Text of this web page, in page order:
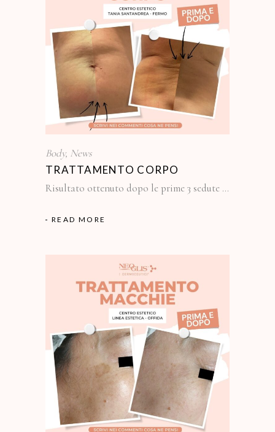
Body, News
TRATTAMENTO CORPO
Risultato ottenuto dopo le prime 3 sedute
READ MORE